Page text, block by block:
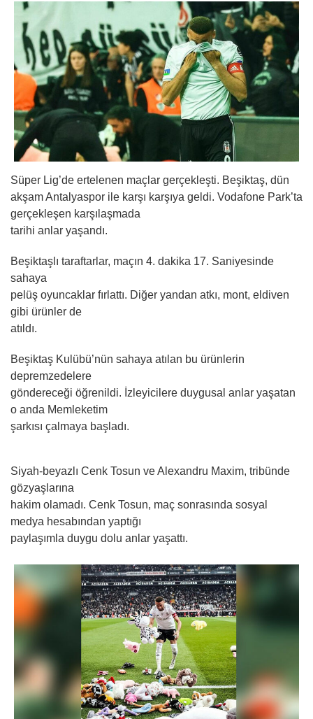
Süper Lig’de ertelenen maçlar gerçekleşti. Beşiktaş, dün
akşam Antalyaspor ile karşı karşıya geldi. Vodafone Park’ta
gerçekleşen karşılaşmada
tarihi anlar yaşandı.
Beşiktaşlı taraftarlar, maçın 4. dakika 17. Saniyesinde
sahaya
pelüş oyuncaklar fırlattı. Diğer yandan atkı, mont, eldiven
gibi ürünler de
atıldı.
Beşiktaş Kulübü’nün sahaya atılan bu ürünlerin
depremzedelere
göndereceği öğrenildi. İzleyicilere duygusal anlar yaşatan
o anda Memleketim
şarkısı çalmaya başladı.
Siyah-beyazlı Cenk Tosun ve Alexandru Maxim, tribünde
gözyaşlarına
hakim olamadı. Cenk Tosun, maç sonrasında sosyal
medya hesabından yaptığı
paylaşımla duygu dolu anlar yaşattı.